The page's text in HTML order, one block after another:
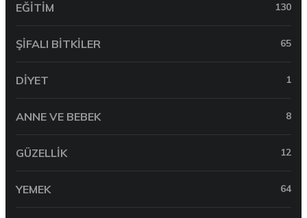
EĞITIM 130
ŞIFALI BITKILER 65
DIYET 1
ANNE VE BEBEK 8
GÜZELLIK 12
YEMEK 64